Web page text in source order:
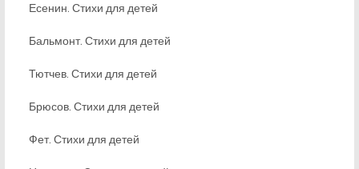
Есенин. Стихи для детей
Бальмонт. Стихи для детей
Тютчев. Стихи для детей
Брюсов. Стихи для детей
Фет. Стихи для детей